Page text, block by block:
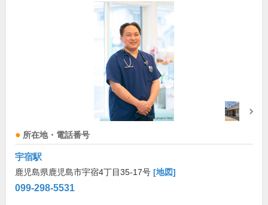
所在地・電話番号
宇宿駅
鹿児島県鹿児島市宇宿4丁目35-17号 [地図]
099-298-5531